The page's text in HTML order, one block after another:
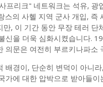
프리크" 네트워크는 석유, 광
스의 사헬 지역 군사 개입,
만, 이 기간 동안 무장 테러
신을 더욱 심화시켰습니다.
의문은 여전히 ​​부르키나파소
배경이, 단순히 변덕이 아니
가에 대한 압박으로 받아들이